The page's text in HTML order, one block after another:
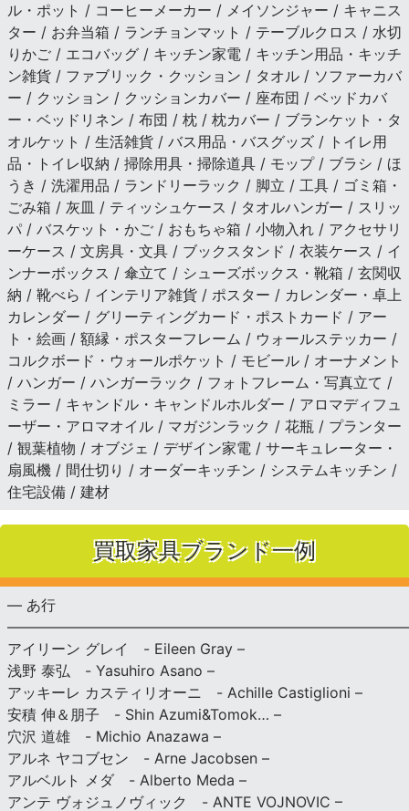
ル・ポット / コーヒーメーカー / メイソンジャー / キャニス
ター / お弁当箱 / ランチョンマット / テーブルクロス / 水切
りかご / エコバッグ / キッチン家電 / キッチン用品・キッチ
ン雑貨 / ファブリック・クッション / タオル / ソファーカバ
ー / クッション / クッションカバー / 座布団 / ベッドカバ
ー・ベッドリネン / 布団 / 枕 / 枕カバー / ブランケット・タ
オルケット / 生活雑貨 / バス用品・バスグッズ / トイレ用
品・トイレ収納 / 掃除用具・掃除道具 / モップ / ブラシ / ほ
うき / 洗濯用品 / ランドリーラック / 脚立 / 工具 / ゴミ箱・
ごみ箱 / 灰皿 / ティッシュケース / タオルハンガー / スリッ
パ / バスケット・かご / おもちゃ箱 / 小物入れ / アクセサリ
ーケース / 文房具・文具 / ブックスタンド / 衣装ケース / イ
ンナーボックス / 傘立て / シューズボックス・靴箱 / 玄関収
納 / 靴べら / インテリア雑貨 / ポスター / カレンダー・卓上
カレンダー / グリーティングカード・ポストカード / アー
ト・絵画 / 額縁・ポスターフレーム / ウォールステッカー /
コルクボード・ウォールポケット / モビール / オーナメント
/ ハンガー / ハンガーラック / フォトフレーム・写真立て /
ミラー / キャンドル・キャンドルホルダー / アロマディフュ
ーザー・アロマオイル / マガジンラック / 花瓶 / プランター
/ 観葉植物 / オブジェ / デザイン家電 / サーキュレーター・
扇風機 / 間仕切り / オーダーキッチン / システムキッチン /
住宅設備 / 建材
買取家具ブランド一例
— あ行
アイリーン グレイ - Eileen Gray –
浅野 泰弘 - Yasuhiro Asano –
アッキーレ カスティリオーニ - Achille Castiglioni –
安積 伸＆朋子 - Shin Azumi&Tomok… –
穴沢 道雄 - Michio Anazawa –
アルネ ヤコブセン - Arne Jacobsen –
アルベルト メダ - Alberto Meda –
アンテ ヴォジュノヴィック - ANTE VOJNOVIC –